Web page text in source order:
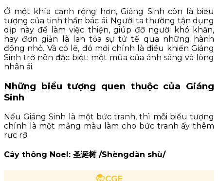
Ở một khía cạnh rộng hơn, Giáng Sinh còn là biểu
tượng của tinh thần bác ái. Người ta thường tận dụng
dịp này để làm việc thiện, giúp đỡ người khó khăn,
hay đơn giản là lan tỏa sự tử tế qua những hành
động nhỏ. Và có lẽ, đó mới chính là điều khiến Giáng
Sinh trở nên đặc biệt: một mùa của ánh sáng và lòng
nhân ái.
Những biểu tượng quen thuộc của Giáng
Sinh
Nếu Giáng Sinh là một bức tranh, thì mỗi biểu tượng
chính là một mảng màu làm cho bức tranh ấy thêm
rực rỡ.
Cây thông Noel: 圣诞树 /Shèngdàn shù/